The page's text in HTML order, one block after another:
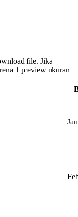
file. Jika
1 preview ukuran